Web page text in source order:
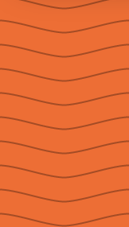
Don Egidio
Don Juan E.
Don Pasqual V.
Don Ángel F.
Don Fabio Attard
Social
Seguici su
Seguici su
Seguici su